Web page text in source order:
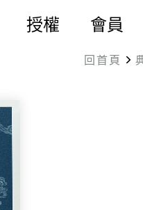
授權 會員
回首頁